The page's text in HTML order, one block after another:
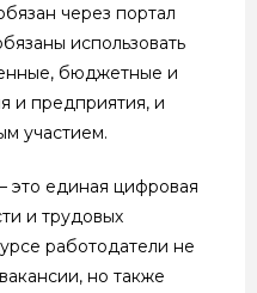
через портал
использовать
бюджетные и
и предприятия, и
участием.
это единая цифровая
и трудовых
работодатели не
но также